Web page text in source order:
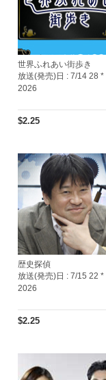
世界ふれあい街歩き
放送(発売)日 : 7/14 28 *
2026
$2.25
歴史探偵
放送(発売)日 : 7/15 22 *
2026
$2.25